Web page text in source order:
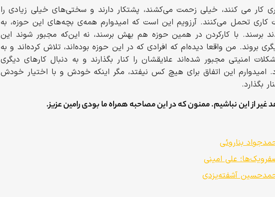
کار می کنند، خیلی زحمت می‌کشند، پشتکار دارند و سختی‌های خیلی زیادی را
تحمل می‌کنند. آرزویم این است که امیدوارم همه‌ی بچه‌های این حوزه، به
برسند. با کارکردن در همین حوزه هم بهش برسند، نه این‌که مجبور شوند این
بروند. من واقعا دیده‌ام که افرادی که در این حوزه بوده‌اند، تلاش کرده‌اند و به
امنیتی مجبور شده‌اند علایقشان را کنار بگذارند و به دنبال کارهای دیگری
امیدوارم این اتفاق برای هیچ کس نیفتد، مگر اینکه خودش و با اختیار خودش
بگذارد.
از این نباشیم. ممنون که در این مصاحبه همراه ما بودی رامین عزیز.
بناروئی
علی امینی
آشفته‌یزدی